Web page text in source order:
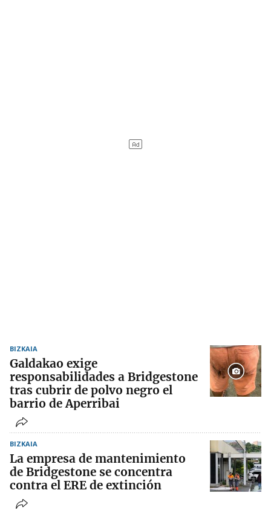
BIZKAIA
Galdakao exige
responsabilidades a Bridgestone
tras cubrir de polvo negro el
barrio de Aperribai
BIZKAIA
La empresa de mantenimiento
de Bridgestone se concentra
contra el ERE de extinción